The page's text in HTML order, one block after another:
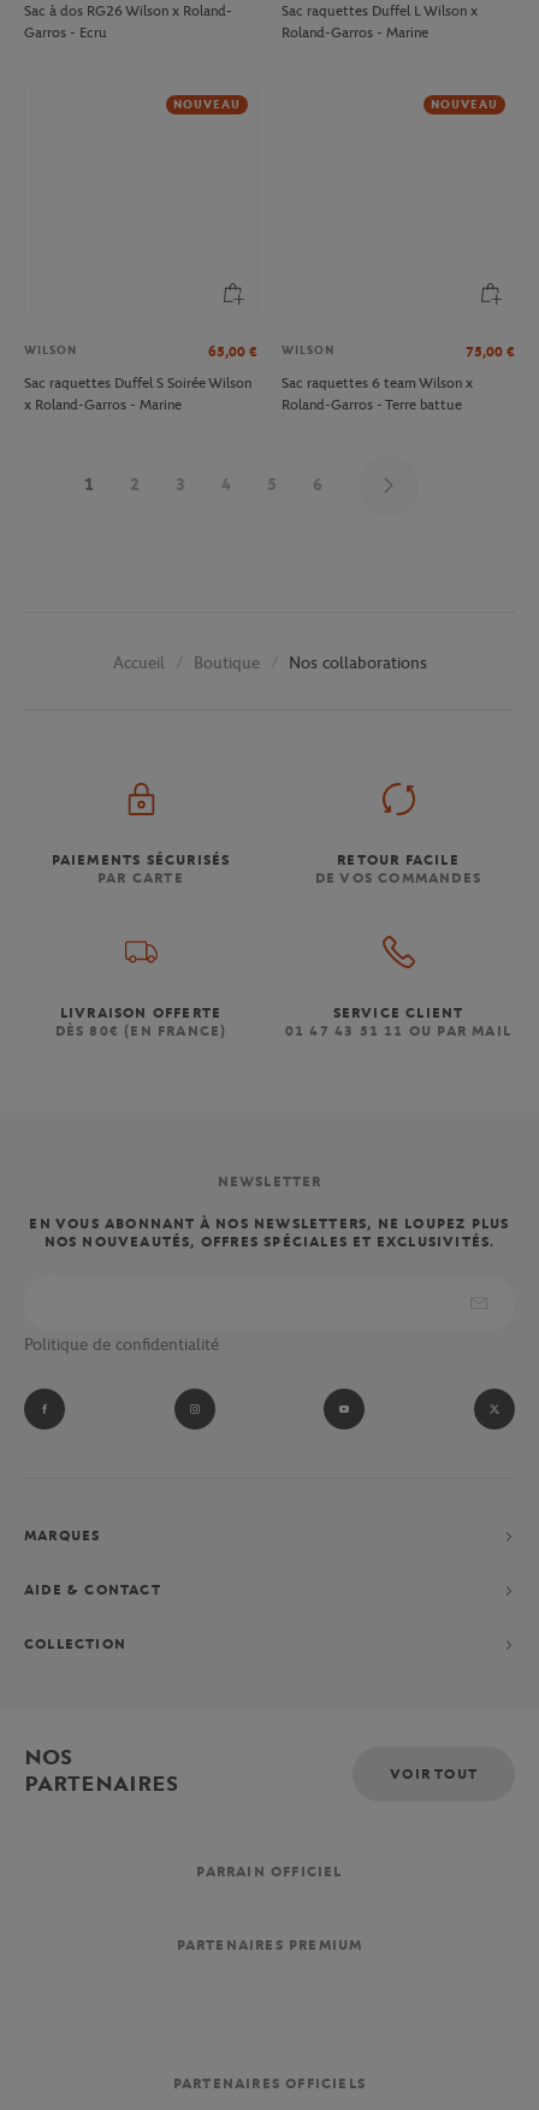
Sac à dos RG26 Wilson x Roland-
Garros - Ecru
Sac raquettes Duffel L Wilson x
Roland-Garros - Marine
NOUVEAU
WILSON 65,00 €
Sac raquettes Duffel S Soirée Wilson
x Roland-Garros - Marine
NOUVEAU
WILSON 75,00 €
Sac raquettes 6 team Wilson x
Roland-Garros - Terre battue
1 2 3 4 5 6
Accueil Boutique Nos collaborations
PAIEMENTS SÉCURISÉS
PAR CARTE
RETOUR FACILE
DE VOS COMMANDES
LIVRAISON OFFERTE
DÈS 80€ (EN FRANCE)
SERVICE CLIENT
01 47 43 51 11 OU PAR MAIL
NEWSLETTER
EN VOUS ABONNANT À NOS NEWSLETTERS, NE LOUPEZ PLUS
NOS NOUVEAUTÉS, OFFRES SPÉCIALES ET EXCLUSIVITÉS.
Politique de confidentialité
MARQUES
AIDE & CONTACT
COLLECTION
NOS
PARTENAIRES
VOIR TOUT
PARRAIN OFFICIEL